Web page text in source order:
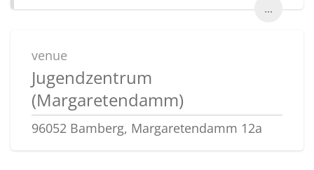
...
venue
Jugendzentrum
(Margaretendamm)
96052 Bamberg, Margaretendamm 12a